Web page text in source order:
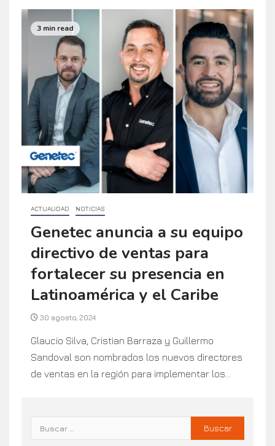
3 min read
ACTUALIDAD NOTICIAS
Genetec anuncia a su equipo
directivo de ventas para
fortalecer su presencia en
Latinoamérica y el Caribe
30 agosto, 2024
Glaucio Silva, Cristian Barraza y Guillermo
Sandoval son nombrados los nuevos directores
de ventas en la región para implementar los...